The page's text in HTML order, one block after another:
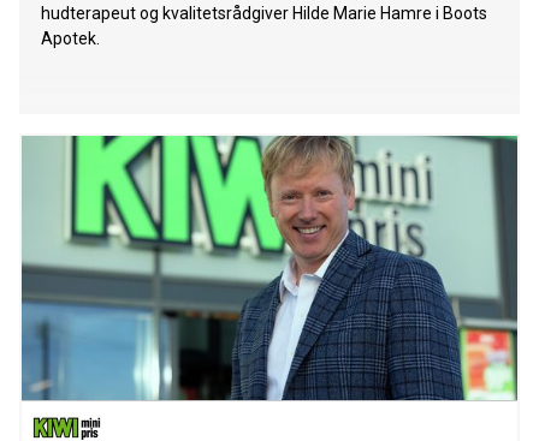
hudterapeut og kvalitetsrådgiver Hilde Marie Hamre i Boots
Apotek.